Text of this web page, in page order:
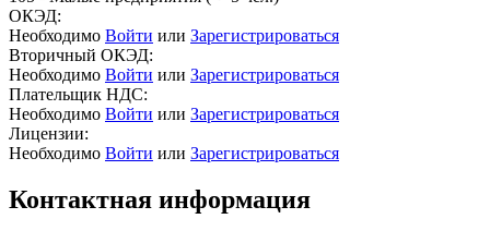
ОКЭД:
Необходимо Войти или Зарегистрироваться
Вторичный ОКЭД:
Необходимо Войти или Зарегистрироваться
Плательщик НДС:
Необходимо Войти или Зарегистрироваться
Лицензии:
Необходимо Войти или Зарегистрироваться
Контактная информация